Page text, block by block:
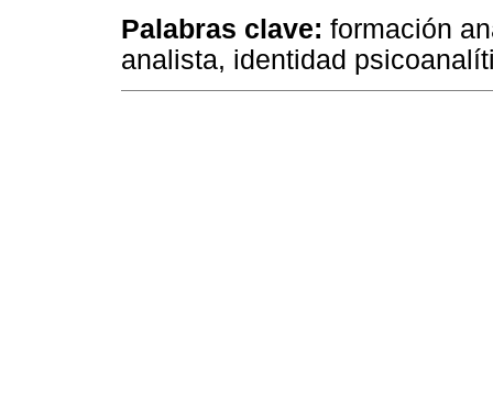
Palabras clave: formación
analista, identidad